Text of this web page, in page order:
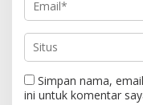
Simpan nama,
ini untuk komentar